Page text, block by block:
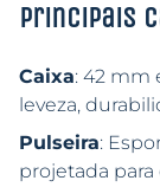
Principais
Caixa: 42 mm
leveza,
Pulseira:
projetada